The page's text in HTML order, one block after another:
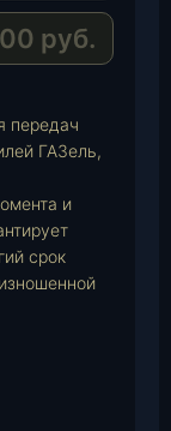
руб.
передач
ГАЗель,
и
срок